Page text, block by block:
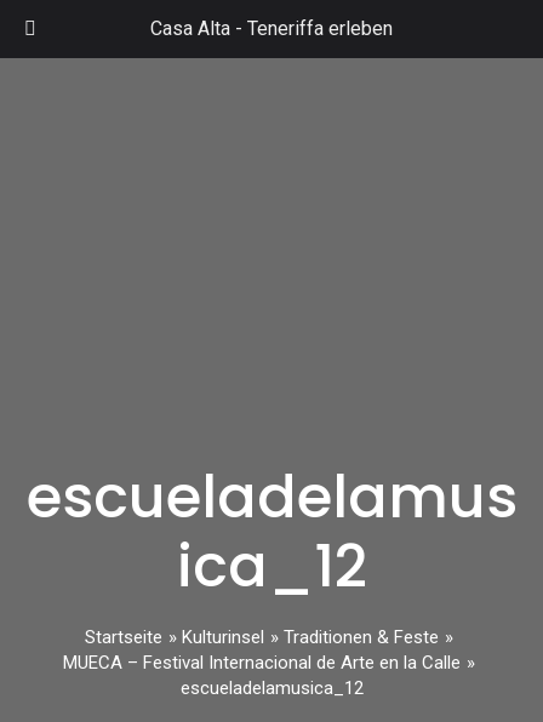
Casa Alta - Teneriffa erleben
escueladelamus
ica_12
Startseite Kulturinsel
Traditionen & Feste
MUECA – Festival Internacional de Arte en la Calle
escueladelamusica_12